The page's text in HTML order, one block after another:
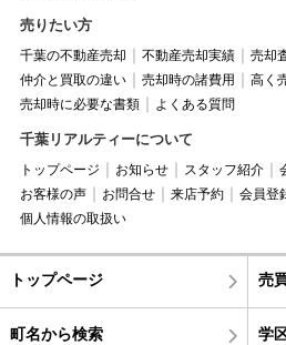
売りたい方
千葉の不動産売却 不動産売却実績 売却
仲介と買取の違い
売却時の諸費用
高く
売却時に必要な書類
よくある質問
千葉リアルティーについて
トップページ お知らせ スタッフ紹介
お客様の声
お問合せ 来店予約 会員登
個人情報の取扱い
トップページ 売
町名から検索 学